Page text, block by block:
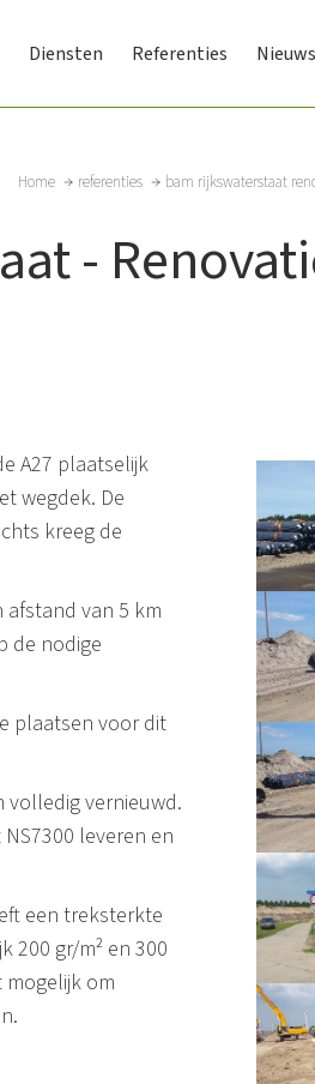
Diensten Referenties Nieuws
Home referenties bam rijkswaterstaat
-
A27 plaatselijk
wegdek. De
kreeg de
afstand van 5 km
de nodige
plaatsen voor dit
volledig vernieuwd.
leveren en
een treksterkte
200 gr/m² en 300
om